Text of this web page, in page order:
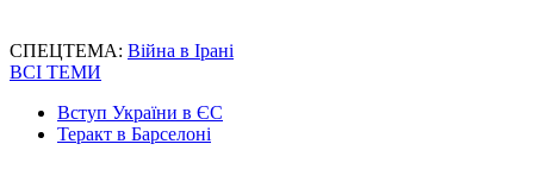
СПЕЦТЕМА: Війна в Ірані
ВСІ ТЕМИ
Вступ України в ЄС
Теракт в Барселоні